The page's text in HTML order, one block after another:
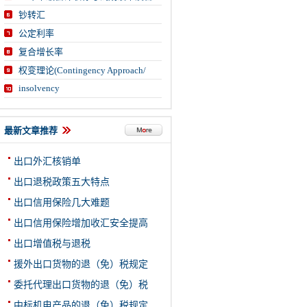
钞转汇
公定利率
复合增长率
权变理论(Contingency Approach/
insolvency
最新文章推荐
出口外汇核销单
出口退税政策五大特点
出口信用保险几大难题
出口信用保险增加收汇安全提高
出口增值税与退税
援外出口货物的退（免）税规定
委托代理出口货物的退（免）税